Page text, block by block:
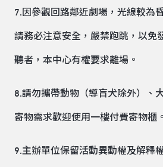
7.因參觀回路鄰近劇場，光線較為
請務必注意安全，嚴禁跑跳，以免
聽者，本中心有權要求離場。
8.請勿攜帶動物（導盲犬除外）、
寄物需求歡迎使用一樓付費寄物櫃。
9.主辦單位保留活動異動權及解釋